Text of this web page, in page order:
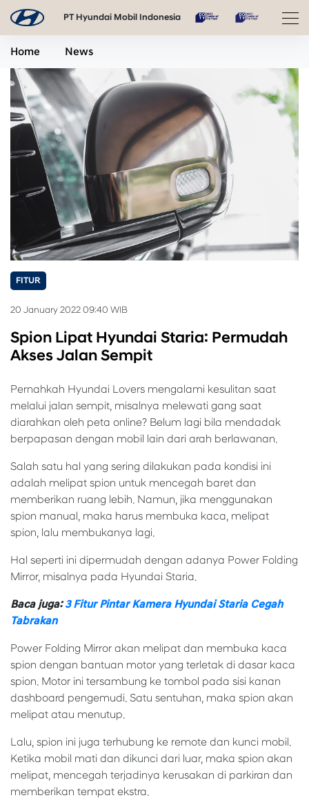
PT Hyundai Mobil Indonesia
Home News
FITUR
20 January 2022 09:40 WIB
Spion Lipat Hyundai Staria: Permudah
Akses Jalan Sempit
Pernahkah Hyundai Lovers mengalami kesulitan saat
melalui jalan sempit, misalnya melewati gang saat
diarahkan oleh peta online? Belum lagi bila mendadak
berpapasan dengan mobil lain dari arah berlawanan.
Salah satu hal yang sering dilakukan pada kondisi ini
adalah melipat spion untuk mencegah baret dan
memberikan ruang lebih. Namun, jika menggunakan
spion manual, maka harus membuka kaca, melipat
spion, lalu membukanya lagi.
Hal seperti ini dipermudah dengan adanya Power Folding
Mirror, misalnya pada Hyundai Staria.
Baca juga:3 Fitur Pintar Kamera Hyundai Staria Cegah
Tabrakan
Power Folding Mirror akan melipat dan membuka kaca
spion dengan bantuan motor yang terletak di dasar kaca
spion. Motor ini tersambung ke tombol pada sisi kanan
dashboard pengemudi. Satu sentuhan, maka spion akan
melipat atau menutup.
Lalu, spion ini juga terhubung ke remote dan kunci mobil.
Ketika mobil mati dan dikunci dari luar, maka spion akan
melipat, mencegah terjadinya kerusakan di parkiran dan
memberikan tempat ekstra.